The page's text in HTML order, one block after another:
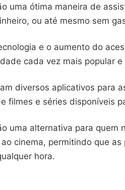
uma ótima maneira de
ou até mesmo sem
e o aumento do
cada vez mais popular e
diversos aplicativos para
filmes e séries disponíveis
uma alternativa para quem
cinema, permitindo que
hora.